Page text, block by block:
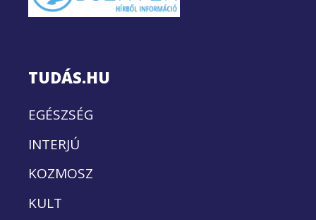
TUDÁS.HU
EGÉSZSÉG
INTERJÚ
KOZMOSZ
KULT